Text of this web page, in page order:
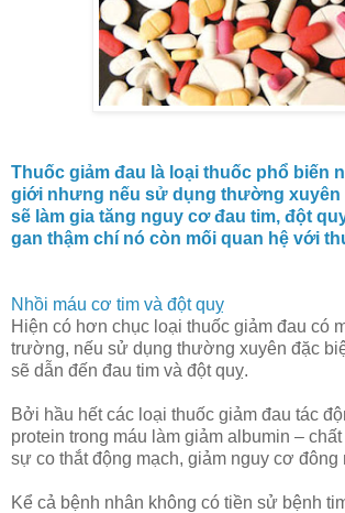
Thuốc giảm đau là loại thuốc phổ biến
giới nhưng nếu sử dụng thường xuyên
sẽ làm gia tăng nguy cơ đau tim, đột
gan thậm chí nó còn mối quan hệ với
Nhồi máu cơ tim và đột quỵ
Hiện có hơn chục loại thuốc giảm đau có
trường, nếu sử dụng thường xuyên đặc
sẽ dẫn đến đau tim và đột quỵ.
Bởi hầu hết các loại thuốc giảm đau tác
protein trong máu làm giảm albumin –
sự co thắt động mạch, giảm nguy cơ đông
Kể cả bệnh nhân không có tiền sử bệnh